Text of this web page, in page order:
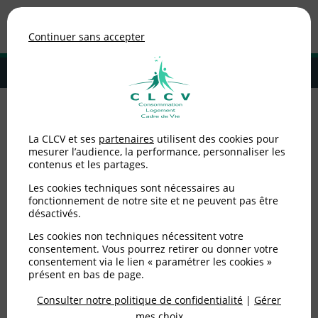
MENU
Adhérer à la CLCV
véritable mise en œuvre du droit à l’eau
La CLCV demande une
véritable mise en œuvre
du droit à l’eau
Publié le02/12/2009(mis à jour le
Environnement / Santé
Continuer sans accepter
La CLCV et ses partenaires utilisent des cookies pour
mesurer l’audience, la performance, personnaliser les
contenus et les partages.
Les cookies techniques sont nécessaires au
fonctionnement de notre site et ne peuvent pas être
désactivés.
Les cookies non techniques nécessitent votre
consentement. Vous pourrez retirer ou donner votre
consentement via le lien « paramétrer les cookies »
présent en bas de page.
Consulter notre politique de confidentialité | Gérer